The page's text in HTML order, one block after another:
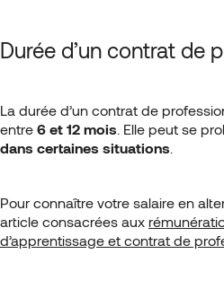
Durée d’un contrat de
La durée d’un contrat de
entre 6 et 12 mois . Elle peut se
dans certaines situations
Pour connaître votre salaire en
article consacrées aux
d’apprentissage et contrat de